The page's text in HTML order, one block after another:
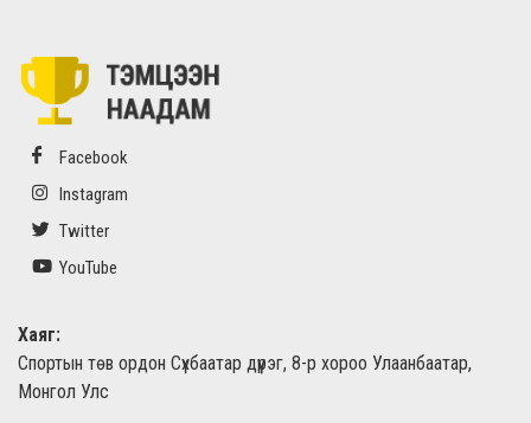
Facebook
Instagram
Twitter
YouTube
Хаяг:
Спортын төв ордон Сүхбаатар дүүрэг, 8-р хороо Улаанбаатар,
Монгол Улс